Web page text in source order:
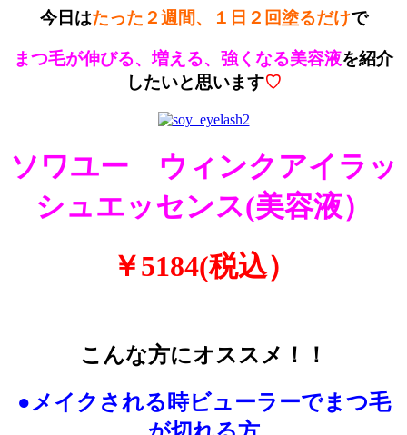
今日はたった２週間、１日２回塗るだけで
まつ毛が伸びる、増える、強くなる美容液を紹介
したいと思います♡
ソワユー ウィンクアイラッ
シュエッセンス(美容液）
￥5184(税込）
こんな方にオススメ！！
●メイクされる時ビューラーでまつ毛